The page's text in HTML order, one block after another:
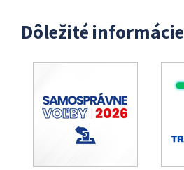
Dôležité informácie